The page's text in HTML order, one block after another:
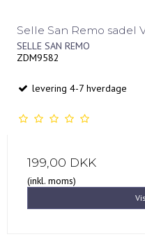
Selle San Remo sadel
SELLE SAN REMO
ZDM9582
levering 4-7 hverdage
199,00 DKK
(inkl. moms)